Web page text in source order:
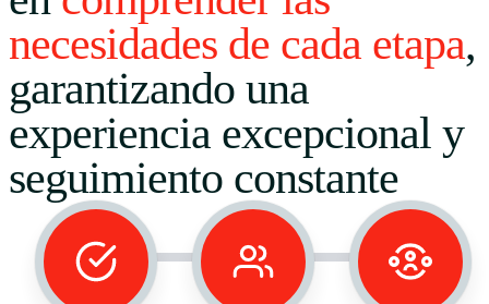
necesidades de cada etapa,
garantizando una
experiencia excepcional y
seguimiento constante